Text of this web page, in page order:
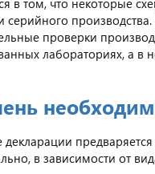
в том, что некоторые
серийного
проверки
лабораториях, а в
в зависимости от